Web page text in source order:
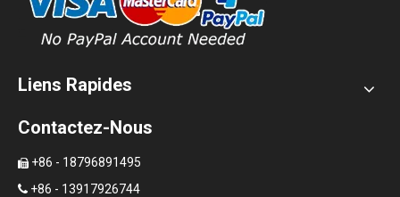
Liens Rapides
Contactez-Nous
 +86 - 18796891495
 +86 - 13917926744